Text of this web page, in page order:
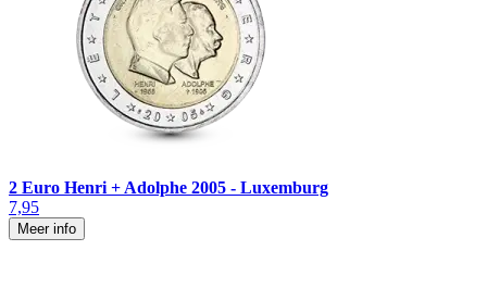
2 Euro Henri + Adolphe 2005 - Luxemburg
7,95
Meer info